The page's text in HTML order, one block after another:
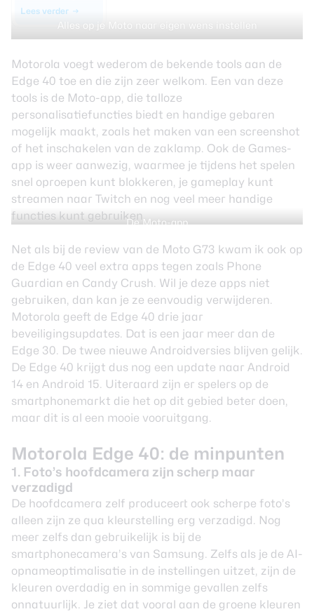
Lees verder
Alles op je Moto naar eigen wens instellen
Motorola voegt wederom de bekende tools aan de
Edge 40 toe en die zijn zeer welkom. Een van deze
tools is de Moto-app, die talloze
personalisatiefuncties biedt en handige gebaren
mogelijk maakt, zoals het maken van een screenshot
of het inschakelen van de zaklamp. Ook de Games-
app is weer aanwezig, waarmee je tijdens het spelen
snel oproepen kunt blokkeren, je gameplay kunt
streamen naar Twitch en nog veel meer handige
functies kunt gebruiken.De Moto-app
Net als bij de review van de Moto G73 kwam ik ook op
de Edge 40 veel extra apps tegen zoals Phone
Guardian en Candy Crush. Wil je deze apps niet
gebruiken, dan kan je ze eenvoudig verwijderen.
Motorola geeft de Edge 40 drie jaar
beveiligingsupdates. Dat is een jaar meer dan de
Edge 30. De twee nieuwe Androidversies blijven gelijk.
De Edge 40 krijgt dus nog een update naar Android
14 en Android 15. Uiteraard zijn er spelers op de
smartphonemarkt die het op dit gebied beter doen,
maar dit is al een mooie vooruitgang.
Motorola Edge 40: de minpunten
1. Foto’s hoofdcamera zijn scherp maar
verzadigd
De hoofdcamera zelf produceert ook scherpe foto’s
alleen zijn ze qua kleurstelling erg verzadigd. Nog
meer zelfs dan gebruikelijk is bij de
smartphonecamera’s van Samsung. Zelfs als je de AI-
opnameoptimalisatie in de instellingen uitzet, zijn de
kleuren overdadig en in sommige gevallen zelfs
onnatuurlijk. Je ziet dat vooral aan de groene kleuren